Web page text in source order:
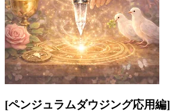
[ペンジュラムダウジング応用編]